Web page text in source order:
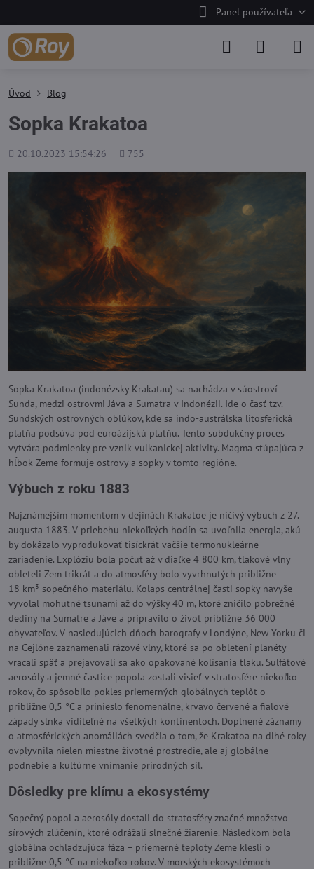
Panel používateľa
Úvod Blog
Sopka Krakatoa
Pridané
20.10.2023 15:54:26
Počet
755
Sopka Krakatoa (indonézsky Krakatau) sa nachádza v súostroví
Sunda, medzi ostrovmi Jáva a Sumatra v Indonézii. Ide o časť tzv.
Sundských ostrovných oblúkov, kde sa indo-austrálska litosferická
platňa podsúva pod euroázijskú platňu. Tento subdukčný proces
vytvára podmienky pre vznik vulkanickej aktivity. Magma stúpajúca z
hĺbok Zeme formuje ostrovy a sopky v tomto regióne.
Výbuch z roku 1883
Najznámejším momentom v dejinách Krakatoe je ničivý výbuch z 27.
augusta 1883. V priebehu niekoľkých hodín sa uvoľnila energia, akú
by dokázalo vyprodukovať tisíckrát väčšie termonukleárne
zariadenie. Explóziu bola počuť až v diaľke 4 800 km, tlakové vlny
obleteli Zem trikrát a do atmosféry bolo vyvrhnutých približne
18 km³ sopečného materiálu. Kolaps centrálnej časti sopky navyše
vyvolal mohutné tsunami až do výšky 40 m, ktoré zničilo pobrežné
dediny na Sumatre a Jáve a pripravilo o život približne 36 000
obyvateľov. V nasledujúcich dňoch barografy v Londýne, New Yorku či
na Cejlóne zaznamenali rázové vlny, ktoré sa po obletení planéty
vracali späť a prejavovali sa ako opakované kolísania tlaku. Sulfátové
aerosóly a jemné častice popola zostali visieť v stratosfére niekoľko
rokov, čo spôsobilo pokles priemerných globálnych teplôt o
približne 0,5 °C a prinieslo fenomenálne, krvavo červené a fialové
západy slnka viditeľné na všetkých kontinentoch. Doplnené záznamy
o atmosférických anomáliách svedčia o tom, že Krakatoa na dlhé roky
ovplyvnila nielen miestne životné prostredie, ale aj globálne
podnebie a kultúrne vnímanie prírodných síl.
Dôsledky pre klímu a ekosystémy
Sopečný popol a aerosóly dostali do stratosféry značné množstvo
sírových zlúčenín, ktoré odrážali slnečné žiarenie. Následkom bola
globálna ochladzujúca fáza – priemerné teploty Zeme klesli o
približne 0,5 °C na niekoľko rokov. V morských ekosystémoch